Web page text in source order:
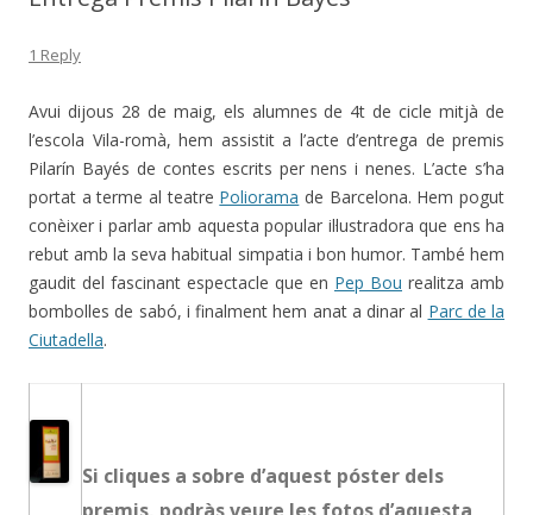
1 Reply
Avui dijous 28 de maig, els alumnes de 4t de cicle mitjà de
l’escola Vila-romà, hem assistit a l’acte d’entrega de premis
Pilarín Bayés de contes escrits per nens i nenes. L’acte s’ha
portat a terme al teatre Poliorama de Barcelona. Hem pogut
conèixer i parlar amb aquesta popular il·lustradora que ens ha
rebut amb la seva habitual simpatia i bon humor. També hem
gaudit del fascinant espectacle que en Pep Bou realitza amb
bombolles de sabó, i finalment hem anat a dinar al Parc de la
Ciutadella.
Si cliques a sobre d’aquest póster dels